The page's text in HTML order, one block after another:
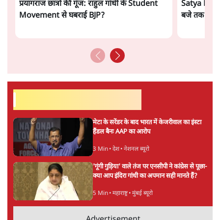
नेशनल'
अतीक अहमद के बेटे अबान अहमद की सड़क हादसे
में मौत, जेल में बंद भाई से मिलने जा रहे थे
5 Min
उलटबांसीः राष्ट्र के चरित्र की मरम्मत जारी है
11 Min•व्यंग्य/उलटबाँसी
Advertisement